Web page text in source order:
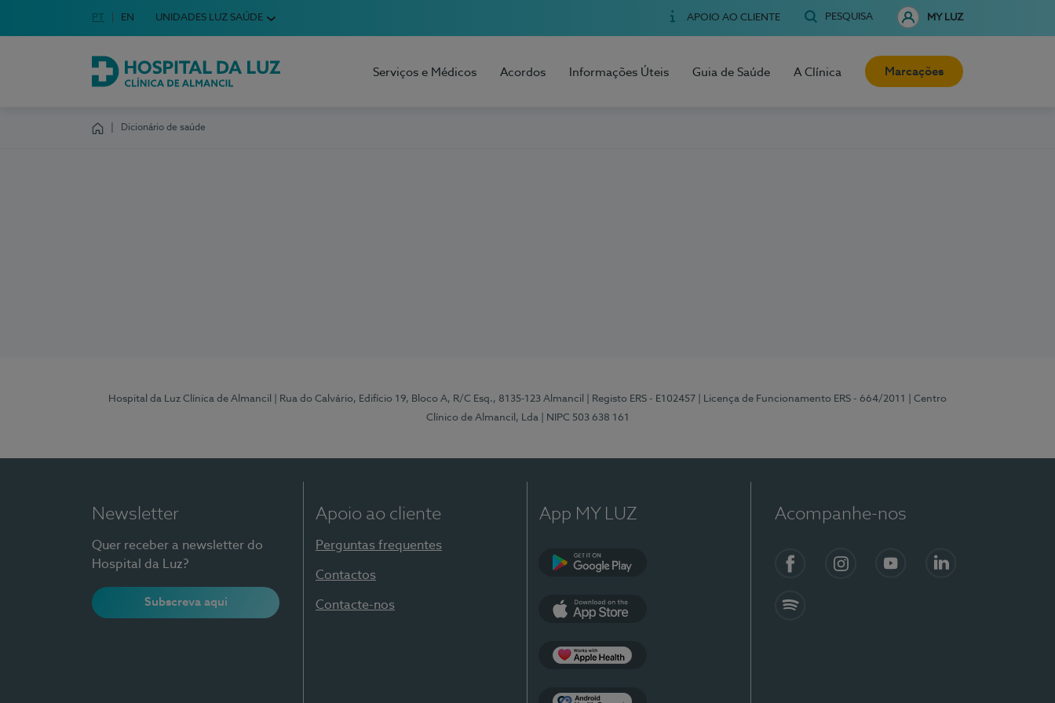
Escolha o seu idioma
Idioma em Português
PT English Language
EN UNIDADES LUZ SAÚDE APOIO AO CLIENTE PESQUISA MY LUZ
Hospital da Luz Clínica de Almancil
Serviços e Médicos Acordos Informações Úteis Guia de Saúde A Clínica Marcações
Dicionário de saúde
Hospital da Luz Clínica de Almancil | Rua do Calvário, Edifício 19, Bloco A, R/C Esq., 8135-123 Almancil | Registo ERS - E102457 | Licença de Funcionamento ERS - 664/2011
| Centro
Clínico de Almancil, Lda
| NIPC 503 638 161
Newsletter
Quer receber a newsletter do
Hospital da Luz?
Subscreva aqui
Apoio ao cliente
Perguntas frequentes
Contactos
Contacte-nos
App MY LUZ Acompanhe-nos